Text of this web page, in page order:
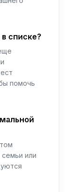
списке?
помочь
или